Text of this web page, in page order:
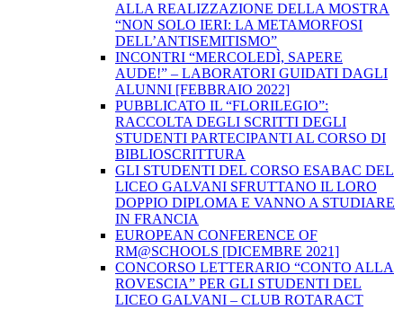
ALLA REALIZZAZIONE DELLA MOSTRA
“NON SOLO IERI: LA METAMORFOSI
DELL’ANTISEMITISMO”
INCONTRI “MERCOLEDÌ, SAPERE
AUDE!” – LABORATORI GUIDATI DAGLI
ALUNNI [FEBBRAIO 2022]
PUBBLICATO IL “FLORILEGIO”:
RACCOLTA DEGLI SCRITTI DEGLI
STUDENTI PARTECIPANTI AL CORSO DI
BIBLIOSCRITTURA
GLI STUDENTI DEL CORSO ESABAC DEL
LICEO GALVANI SFRUTTANO IL LORO
DOPPIO DIPLOMA E VANNO A STUDIARE
IN FRANCIA
EUROPEAN CONFERENCE OF
RM@SCHOOLS [DICEMBRE 2021]
CONCORSO LETTERARIO “CONTO ALLA
ROVESCIA” PER GLI STUDENTI DEL
LICEO GALVANI – CLUB ROTARACT